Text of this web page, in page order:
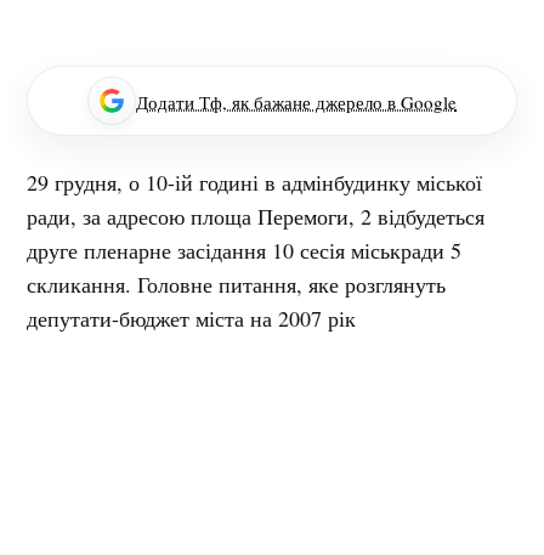
Додати Тф, як бажане джерело в Google
29 грудня, о 10-ій годині в адмінбудинку міської
ради, за адресою площа Перемоги, 2 відбудеться
друге пленарне засідання 10 сесія міськради 5
скликання. Головне питання, яке розглянуть
депутати-бюджет міста на 2007 рік